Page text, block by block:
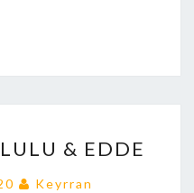
& EDDE
Keyrran